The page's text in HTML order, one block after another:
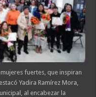
fuertes, que inspiran
Yadira Ramírez Mora,
al encabezar la